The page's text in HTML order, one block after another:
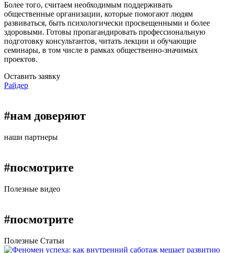
Более того, считаем необходимым поддерживать
общественные организации, которые помогают людям
развиваться, быть психологически просвещенными и более
здоровыми. Готовы пропагандировать профессиональную
подготовку консультантов, читать лекции и обучающие
семинары, в том числе в рамках общественно-значимых
проектов.
Оставить заявку
Райдер
#нам доверяют
наши партнеры
#посмотрите
Полезные видео
#посмотрите
Полезные Статьи